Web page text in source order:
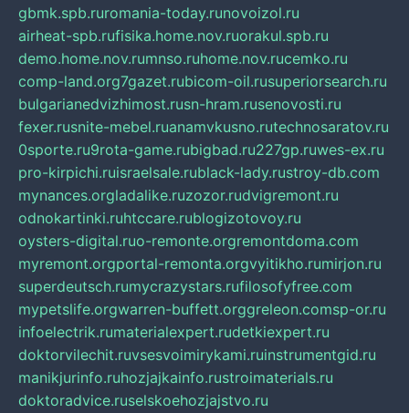
gbmk.spb.ruromania-today.runovoizol.ru
airheat-spb.rufisika.home.nov.ruorakul.spb.ru
demo.home.nov.rumnso.ruhome.nov.rucemko.ru
comp-land.org7gazet.rubicom-oil.rusuperiorsearch.ru
bulgarianedvizhimost.rusn-hram.rusenovosti.ru
fexer.rusnite-mebel.ruanamvkusno.rutechnosaratov.ru
0sporte.ru9rota-game.rubigbad.ru227gp.ruwes-ex.ru
pro-kirpichi.ruisraelsale.rublack-lady.rustroy-db.com
mynances.orgladalike.ruzozor.rudvigremont.ru
odnokartinki.ruhtccare.rublogizotovoy.ru
oysters-digital.ruo-remonte.orgremontdoma.com
myremont.orgportal-remonta.orgvyitikho.rumirjon.ru
superdeutsch.rumycrazystars.rufilosofyfree.com
mypetslife.orgwarren-buffett.orggreleon.comsp-or.ru
infoelectrik.rumaterialexpert.rudetkiexpert.ru
doktorvilechit.ruvsesvoimirykami.ruinstrumentgid.ru
manikjurinfo.ruhozjajkainfo.rustroimaterials.ru
doktoradvice.ruselskoehozjajstvo.ru